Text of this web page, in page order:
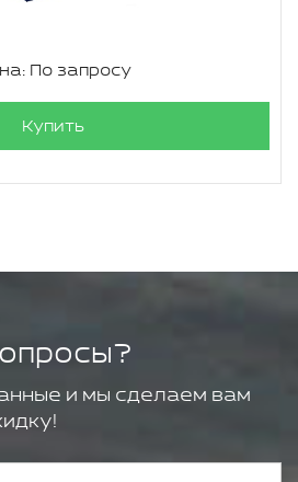
По запросу
Купить
и мы сделаем вам